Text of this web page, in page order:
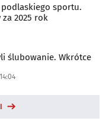
podlaskiego sportu.
2025 rok
ślubowanie. Wkrótce